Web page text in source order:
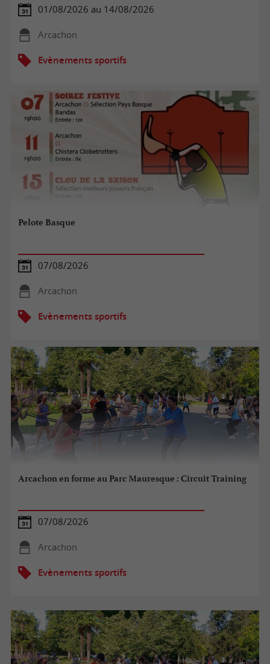
01/08/2026 au 14/08/2026
Arcachon
Evènements sportifs
Pelote Basque
07/08/2026
Arcachon
Evènements sportifs
Arcachon en forme au Parc Mauresque : Circuit Training
07/08/2026
Arcachon
Evènements sportifs